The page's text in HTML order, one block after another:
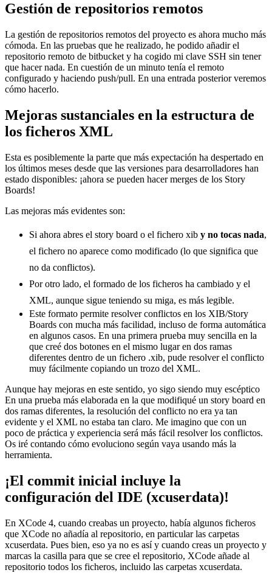
Gestión de repositorios remotos
La gestión de repositorios remotos del proyecto es ahora mucho más
cómoda. En las pruebas que he realizado, he podido añadir el
repositorio remoto de bitbucket y ha cogido mi clave SSH sin tener
que hacer nada. En cuestión de un minuto tenía el remoto
configurado y haciendo push/pull. En una entrada posterior veremos
cómo hacerlo.
Mejoras sustanciales en la estructura de
los ficheros XML
Esta es posiblemente la parte que más expectación ha despertado en
los últimos meses desde que las versiones para desarrolladores han
estado disponibles: ¡ahora se pueden hacer merges de los Story
Boards!
Las mejoras más evidentes son:
Si ahora abres el story board o el fichero xib y no tocas nada,
el fichero no aparece como modificado (lo que significa que
no da conflictos).
Por otro lado, el formado de los ficheros ha cambiado y el
XML, aunque sigue teniendo su miga, es más legible.
Este formato permite resolver conflictos en los XIB/Story
Boards con mucha más facilidad, incluso de forma automática
en algunos casos. En una primera prueba muy sencilla en la
que creé dos botones en el mismo lugar en dos ramas
diferentes dentro de un fichero .xib, pude resolver el conflicto
muy fácilmente copiando un trozo del XML.
Aunque hay mejoras en este sentido, yo sigo siendo muy escéptico
En una prueba más elaborada en la que modifiqué un story board en
dos ramas diferentes, la resolución del conflicto no era ya tan
evidente y el XML no estaba tan claro. Me imagino que con un
poco de práctica y experiencia será más fácil resolver los conflictos.
Os iré contando cómo evoluciono según vaya usando más la
herramienta.
¡El commit inicial incluye la
configuración del IDE (xcuserdata)!
En XCode 4, cuando creabas un proyecto, había algunos ficheros
que XCode no añadía al repositorio, en particular las carpetas
xcuserdata. Pues bien, eso ya no es así y cuando creas un proyecto y
marcas la casilla para que se cree el repositorio, XCode añade al
repositorio todos los ficheros, incluido las carpetas xcuserdata.